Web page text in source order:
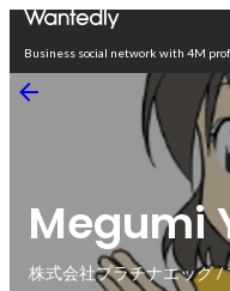
Business social network with 4M
Megumi
株式会社プラチナエッグ /